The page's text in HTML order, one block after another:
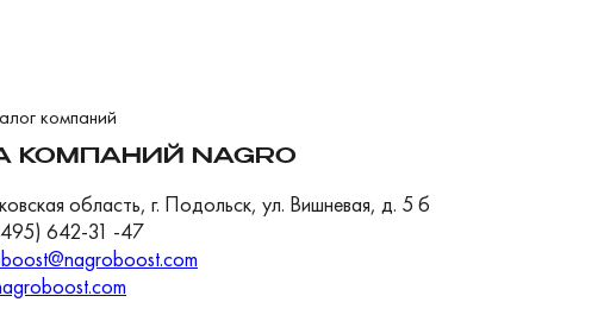
компаний
КОМПАНИЙ NAGRO
область, г. Подольск, ул. Вишневая, д. 5 б
642-31 -47